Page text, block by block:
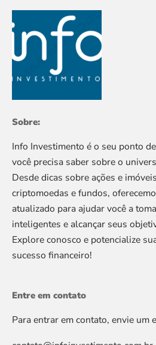
Sobre:
Info Investimento é o seu ponto
você precisa saber sobre o
Desde dicas sobre ações e
criptomoedas e fundos,
atualizado para ajudar você a
inteligentes e alcançar seus
Explore conosco e potencialize
sucesso financeiro!
Entre em contato
Para entrar em contato, envie um